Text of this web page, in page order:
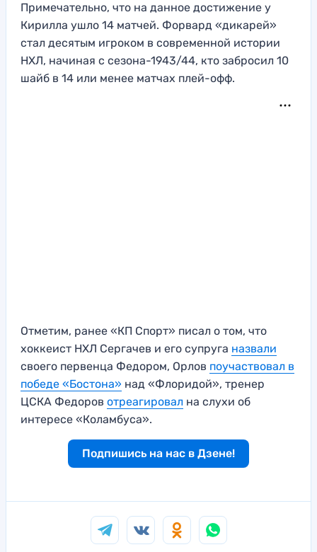
Примечательно, что на данное достижение у
Кирилла ушло 14 матчей. Форвард «дикарей»
стал десятым игроком в современной истории
НХЛ, начиная с сезона-1943/44, кто забросил 10
шайб в 14 или менее матчах плей-офф.
Отметим, ранее «КП Спорт» писал о том, что
хоккеист НХЛ Сергачев и его супруга назвали
своего первенца Федором, Орлов поучаствовал в
победе «Бостона» над «Флоридой», тренер
ЦСКА Федоров отреагировал на слухи об
интересе «Коламбуса».
Подпишись на нас в Дзене!